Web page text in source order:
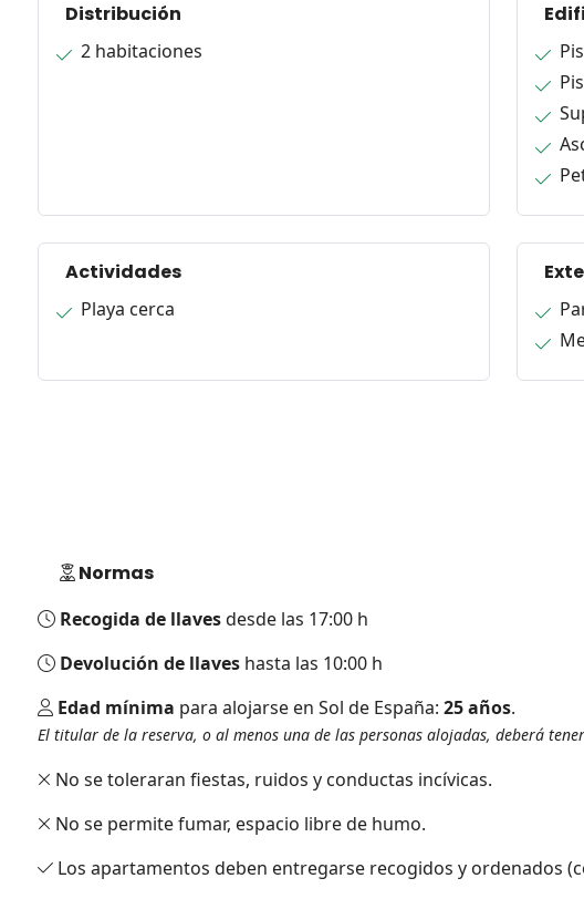
Distribución
2 habitaciones
Actividades
Playa cerca
Normas
Recogida de llavesdesde las 17:00 h
Devolución de llaves hasta las 10:00 h
Edad mínima para alojarse en Sol de España: 25 años.
El titular de la reserva, o al menos una de las personas alojadas, deberá
No se toleraran fiestas, ruidos y conductas incívicas.
No se permite fumar, espacio libre de humo.
Los apartamentos deben entregarse recogidos y ordenados